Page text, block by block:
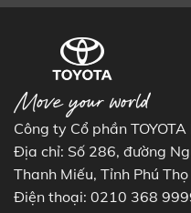
Công ty Cổ phần
Địa chỉ: Số 286, đường
Thanh Miếu, Tỉnh Phú Thọ
Điện thoại: 0210 368